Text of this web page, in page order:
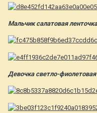
Мальчик салатовая ленточка
Девочка светло-фиолетовая